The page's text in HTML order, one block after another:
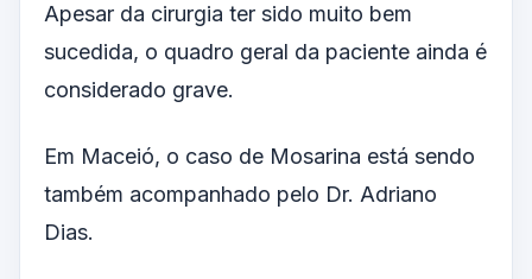
Apesar da cirurgia ter sido muito bem
sucedida, o quadro geral da paciente ainda é
considerado grave.
Em Maceió, o caso de Mosarina está sendo
também acompanhado pelo Dr. Adriano
Dias.